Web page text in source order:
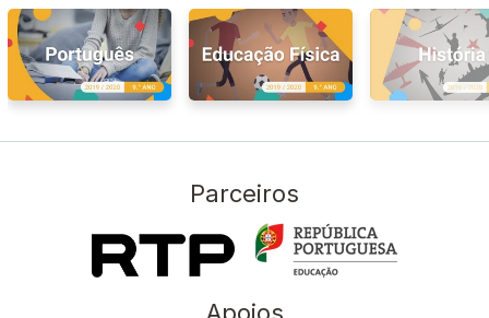
Parceiros